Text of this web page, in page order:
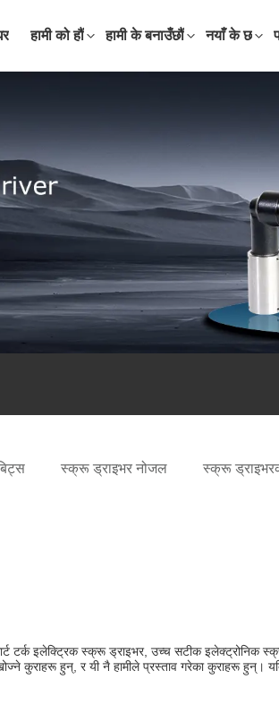
हामी को हौं हामी के बनाउँछौं नयाँ के छ
स्क्रू ड्राइभर नोजल स्क्रू
टर्क इलेक्ट्रिक स्क्रू ड्राइभर, उच्च सटीक
कुराहरू हुन्, र यी नै हामीले प्रस्ताव गरेका कुराहरू हुन्।